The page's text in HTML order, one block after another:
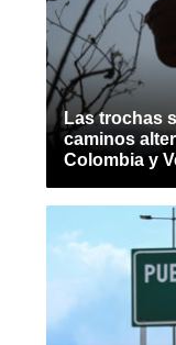
Las trochas
caminos
Colombia y